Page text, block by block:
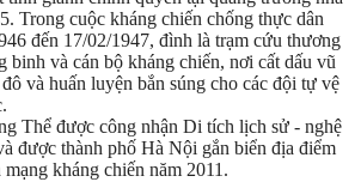
Trong cuộc kháng chiến chống thực dân
đến 17/02/1947, đình là trạm cứu thương
binh và cán bộ kháng chiến, nơi cất dấu vũ
và huấn luyện bắn súng cho các đội tự vệ
Thể được công nhận Di tích lịch sử - nghệ
được thành phố Hà Nội gắn biển địa điểm
kháng chiến năm 2011.